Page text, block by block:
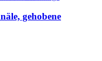
gehobene